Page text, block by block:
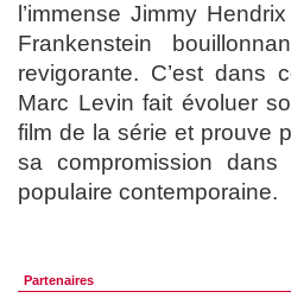
l’immense Jimmy
Frankenstein
revigorante. C’est dans
Marc Levin fait évoluer
film de la série et prouve
sa compromission
populaire contemporaine.
Partenaires